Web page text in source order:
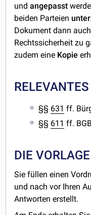
undangepasst
beiden Parteien
Dokument dann auch
Rechtssicherheit zu
zudem eine Kopie
§§ 631 ff.
§§ 611 ff. BGB
DIE
Sie füllen einen
und nach vor Ihren
Antworten erstellt.